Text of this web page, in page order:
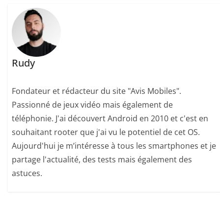
Rudy
Fondateur et rédacteur du site "Avis Mobiles".
Passionné de jeux vidéo mais également de
téléphonie. J'ai découvert Android en 2010 et c'est en
souhaitant rooter que j'ai vu le potentiel de cet OS.
Aujourd'hui je m’intéresse à tous les smartphones et je
partage l'actualité, des tests mais également des
astuces.